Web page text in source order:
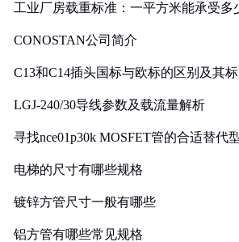
工业厂房载重标准：一平方米能承受多
CONOSTAN公司简介
C13和C14插头国标与欧标的区别及其
LGJ-240/30导线参数及载流量解析
寻找nce01p30k MOSFET管的合适替代
电梯的尺寸有哪些规格
镀锌方管尺寸一般有哪些
铝方管有哪些常见规格